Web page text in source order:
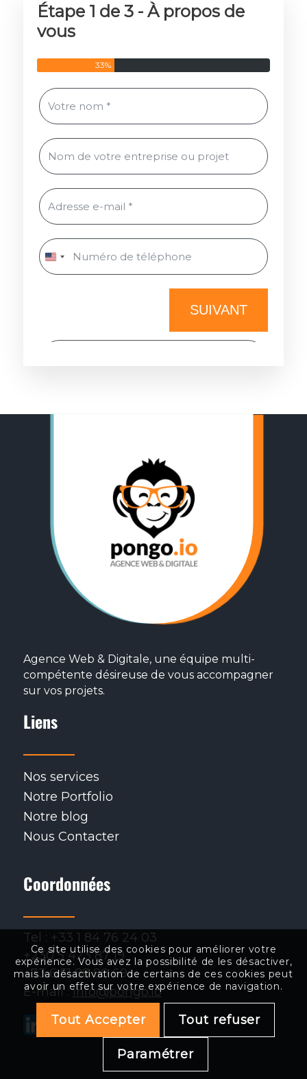
Étape 1 de 3 - À propos de
vous
33%
SUIVANT
✔ Vous cherchez à :
Rédiger des contenus (articles, fiches
Animer vos réseaux sociaux
Marketing Digital
RETOUR
Agence Web & Digitale, une équipe multi-
compétente désireuse de vous accompagner
sur vos projets.
Liens
Nos services
Notre Portfolio
Notre blog
Nous Contacter
Coordonnées
Tel : +33 1 84 76 24 03
+230 5 423 87 19
+33 6 51 88 90 69
E-mail :info@pongo.io
. . .
Ce site utilise des cookies pour améliorer votre
expérience. Vous avez la possibilité de les désactiver,
mais la désactivation de certains de ces cookies peut
avoir un effet sur votre expérience de navigation.
Tout Accepter Tout refuser
Paramétrer